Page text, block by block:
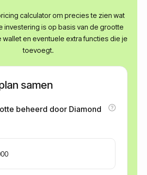
calculator om precies te zien wat
investering is op basis van de grootte
en eventuele extra functies die je
toevoegt.
samen
beheerd door Diamond